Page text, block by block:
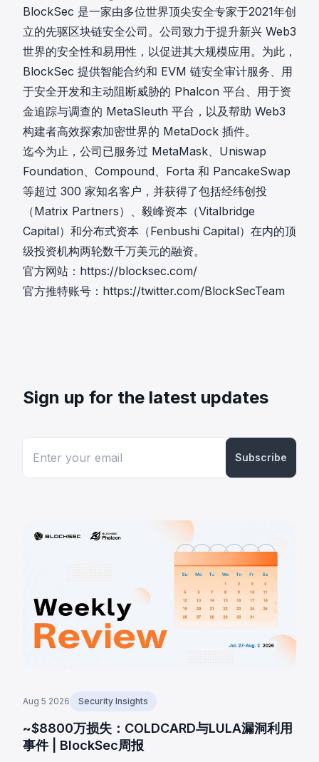
BlockSec 是一家由多位世界顶尖安全专家于2021年创
立的先驱区块链安全公司。公司致力于提升新兴 Web3
世界的安全性和易用性，以促进其大规模应用。为此，
BlockSec 提供智能合约和 EVM 链安全审计服务、用
于安全开发和主动阻断威胁的 Phalcon 平台、用于资
金追踪与调查的 MetaSleuth 平台，以及帮助 Web3
构建者高效探索加密世界的 MetaDock 插件。
迄今为止，公司已服务过 MetaMask、Uniswap
Foundation、Compound、Forta 和 PancakeSwap
等超过 300 家知名客户，并获得了包括经纬创投
（Matrix Partners）、毅峰资本（Vitalbridge
Capital）和分布式资本（Fenbushi Capital）在内的顶
级投资机构两轮数千万美元的融资。
官方网站： https://blocksec.com/
官方推特账号： https://twitter.com/BlockSecTeam
Sign up for the latest updates
Subscribe
Aug 5 2026 Security Insights
~$8800万损失：COLDCARD与LULA漏洞利用
事件 | BlockSec周报